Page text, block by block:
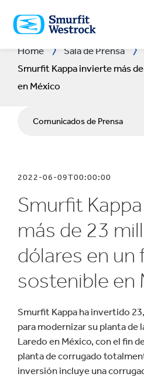
AL
CONTENIDO
PRINCIPAL
Home Sala de Prensa
Smurfit Kappa invierte más
en México
Comunicados de Prensa
Relaciones con Prensa
Blog
2022-06-09T00:00:00
Smurfit
más de 23
dólares en un
sostenible en
Smurfit Kappa ha invertido
para modernizar su planta de
Laredo en México, con el fin
planta de corrugado
inversión incluye una